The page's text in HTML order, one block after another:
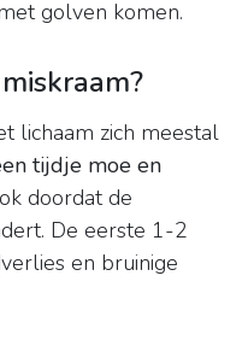
golven komen.
lichaam zich meestal
tijdje moe en
doordat de
De eerste 1-2
en bruinige